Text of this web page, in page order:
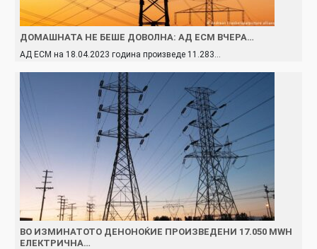
ДОМАШНАТА НЕ БЕШЕ ДОВОЛНА: АД ЕСМ ВЧЕРА…
АД ЕСМ на 18.04.2023 година произведe 11.283…
ВО ИЗМИНАТОТО ДЕНОНОЌИЕ ПРОИЗВЕДЕНИ 17.050 MWH
ЕЛЕКТРИЧНА…